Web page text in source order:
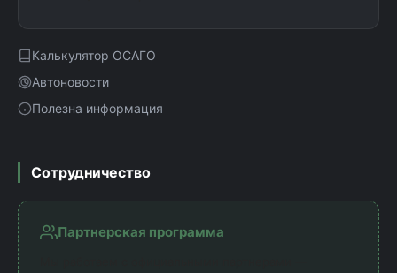
Калькулятор ОСАГО
Автоновости
Полезна информация
Сотрудничество
Партнерская программа